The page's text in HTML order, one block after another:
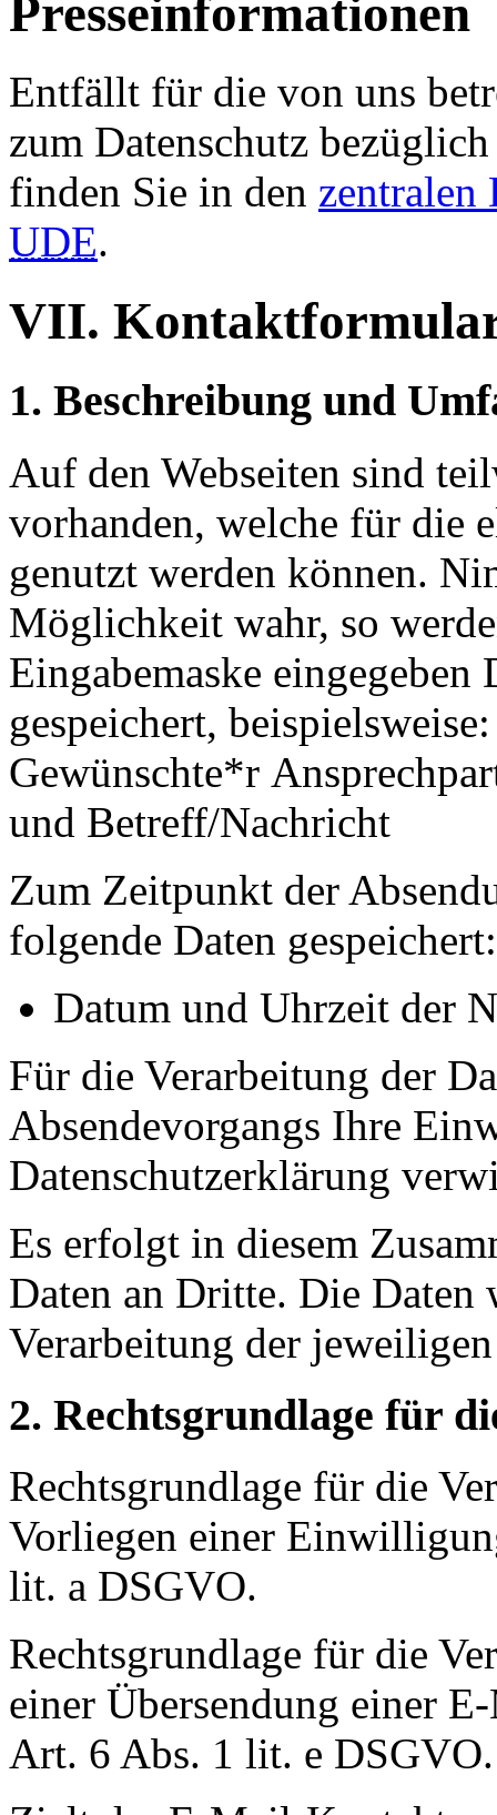
Presseinformationen
Entfällt für die von uns
zum Datenschutz
finden Sie in den zentralen
UDE.
VII.
1. Beschreibung und
Auf den Webseiten sind
vorhanden, welche für die
genutzt werden können.
Möglichkeit wahr, so
Eingabemaske
gespeichert, beispielsweise:
Gewünschte*r
und Betreff/Nachricht
Zum Zeitpunkt der
folgende Daten gespeichert:
Datum und Uhrzeit der
Für die Verarbeitung der
Absendevorgangs Ihre
Datenschutzerklärung
Es erfolgt in diesem
Daten an Dritte. Die Daten
Verarbeitung der
2. Rechtsgrundlage für
Rechtsgrundlage für die
Vorliegen einer
lit. a DSGVO.
Rechtsgrundlage für die
einer Übersendung einer
Art. 6 Abs. 1 lit. e DSGVO.